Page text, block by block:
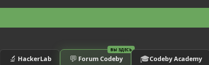
🔬 HackerLab
ВЫ ЗДЕСЬ
💬 Forum Codeby 🎓Codeby Academy